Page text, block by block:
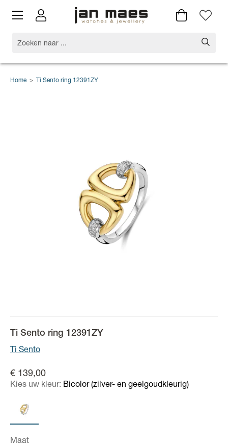
Home > Ti Sento ring 12391ZY
Ti Sento ring 12391ZY
Ti Sento
€ 139,00
Kies uw kleur: Bicolor (zilver- en geelgoudkleurig)
Maat